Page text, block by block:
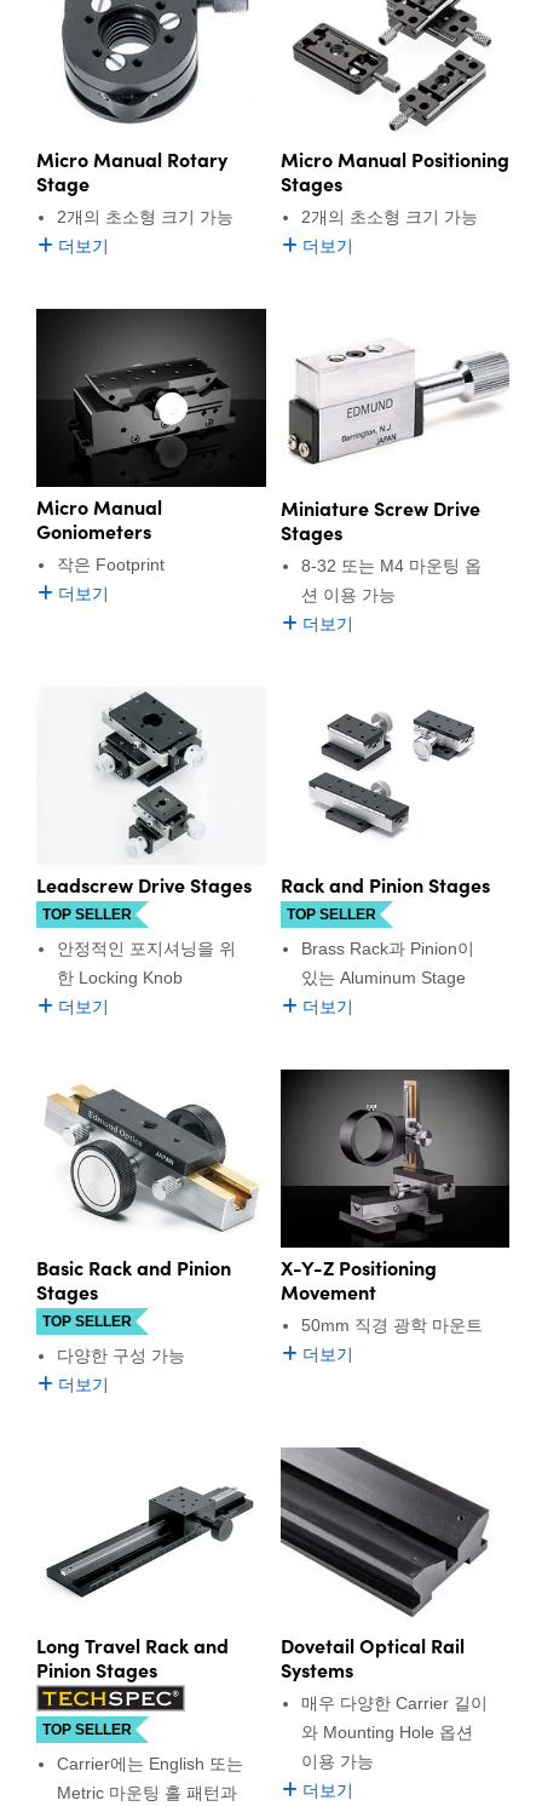
Micro Manual Rotary
Stage
2개의 초소형 크기 가능
더보기
Micro Manual Positioning
Stages
2개의 초소형 크기 가능
더보기
Micro Manual
Goniometers
작은 Footprint
더보기
Miniature Screw Drive
Stages
8-32 또는 M4 마운팅 옵
션 이용 가능
더보기
Leadscrew Drive Stages
TOP SELLER
안정적인 포지셔닝을 위
한 Locking Knob
더보기
Rack and Pinion Stages
TOP SELLER
Brass Rack과 Pinion이
있는 Aluminum Stage
더보기
Basic Rack and Pinion
Stages
TOP SELLER
다양한 구성 가능
더보기
X-Y-Z Positioning
Movement
50mm 직경 광학 마운트
더보기
Long Travel Rack and
Pinion Stages
TOP SELLER
Carrier에는 English 또는
Metric 마운팅 홀 패턴과
Dovetail Optical Rail
Systems
매우 다양한 Carrier 길이
와 Mounting Hole 옵션
이용 가능
더보기